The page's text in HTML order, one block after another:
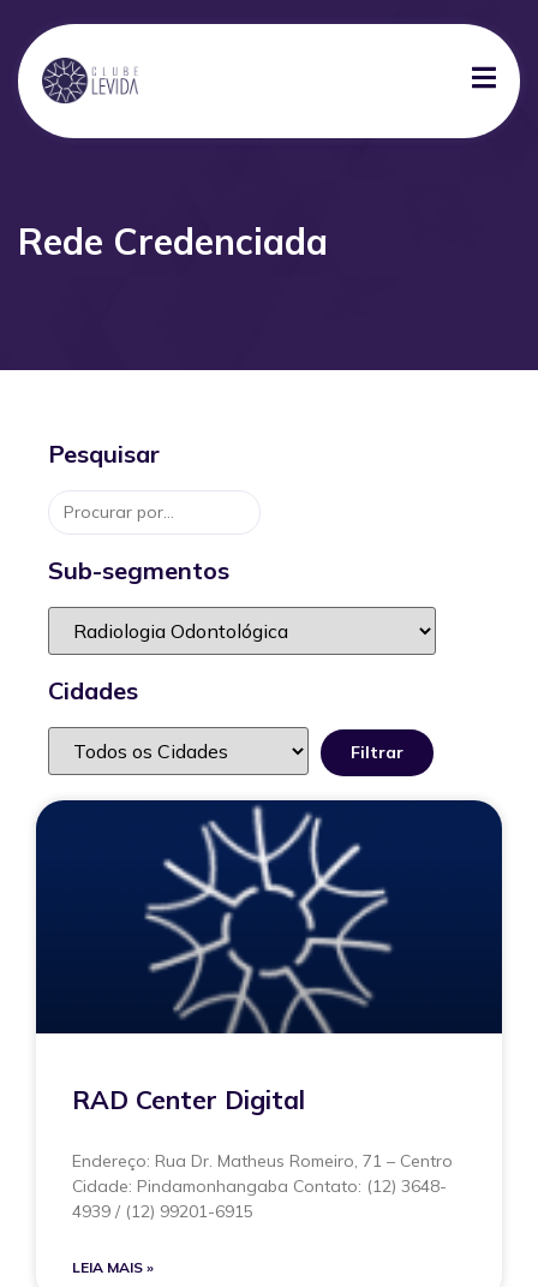
Rede Credenciada
Pesquisar
Sub-segmentos
Cidades
RAD Center Digital
Endereço: Rua Dr. Matheus Romeiro, 71 – Centro
Cidade: Pindamonhangaba Contato: (12) 3648-
4939 / (12) 99201-6915
LEIA MAIS »